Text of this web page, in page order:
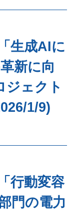
生成AIに
新に向
ジェクト
1/9)
行動変容
門の電力